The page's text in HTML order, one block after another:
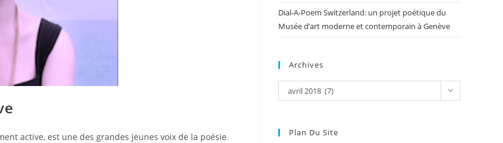
active, est une des grandes jeunes voix de la poésie
Dial-A-Poem Switzerland: un projet poétique du
Musée d’art moderne et contemporain à Genève
Archives
avril 2018 (7)
Plan Du Site